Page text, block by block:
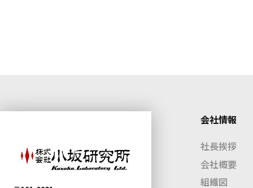
会社情報
社長挨拶
会社概要
組織図